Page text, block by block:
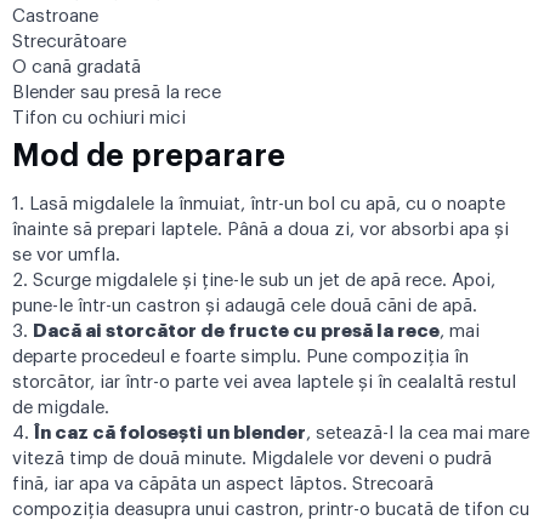
Castroane
Strecurătoare
O cană gradată
Blender sau presă la rece
Tifon cu ochiuri mici
Mod de preparare
1. Lasă migdalele la înmuiat, într-un bol cu apă, cu o noapte
înainte să prepari laptele. Până a doua zi, vor absorbi apa şi
se vor umfla.
2. Scurge migdalele şi ţine-le sub un jet de apă rece. Apoi,
pune-le într-un castron și adaugă cele două căni de apă.
3. Dacă ai storcător de fructe cu presă la rece, mai
departe procedeul e foarte simplu. Pune compoziţia în
storcător, iar într-o parte vei avea laptele şi în cealaltă restul
de migdale.
4.
În caz că folosești un blender, setează-l la cea mai mare
viteză timp de două minute. Migdalele vor deveni o pudră
fină, iar apa va căpăta un aspect lăptos. Strecoară
compoziţia deasupra unui castron, printr-o bucată de tifon cu